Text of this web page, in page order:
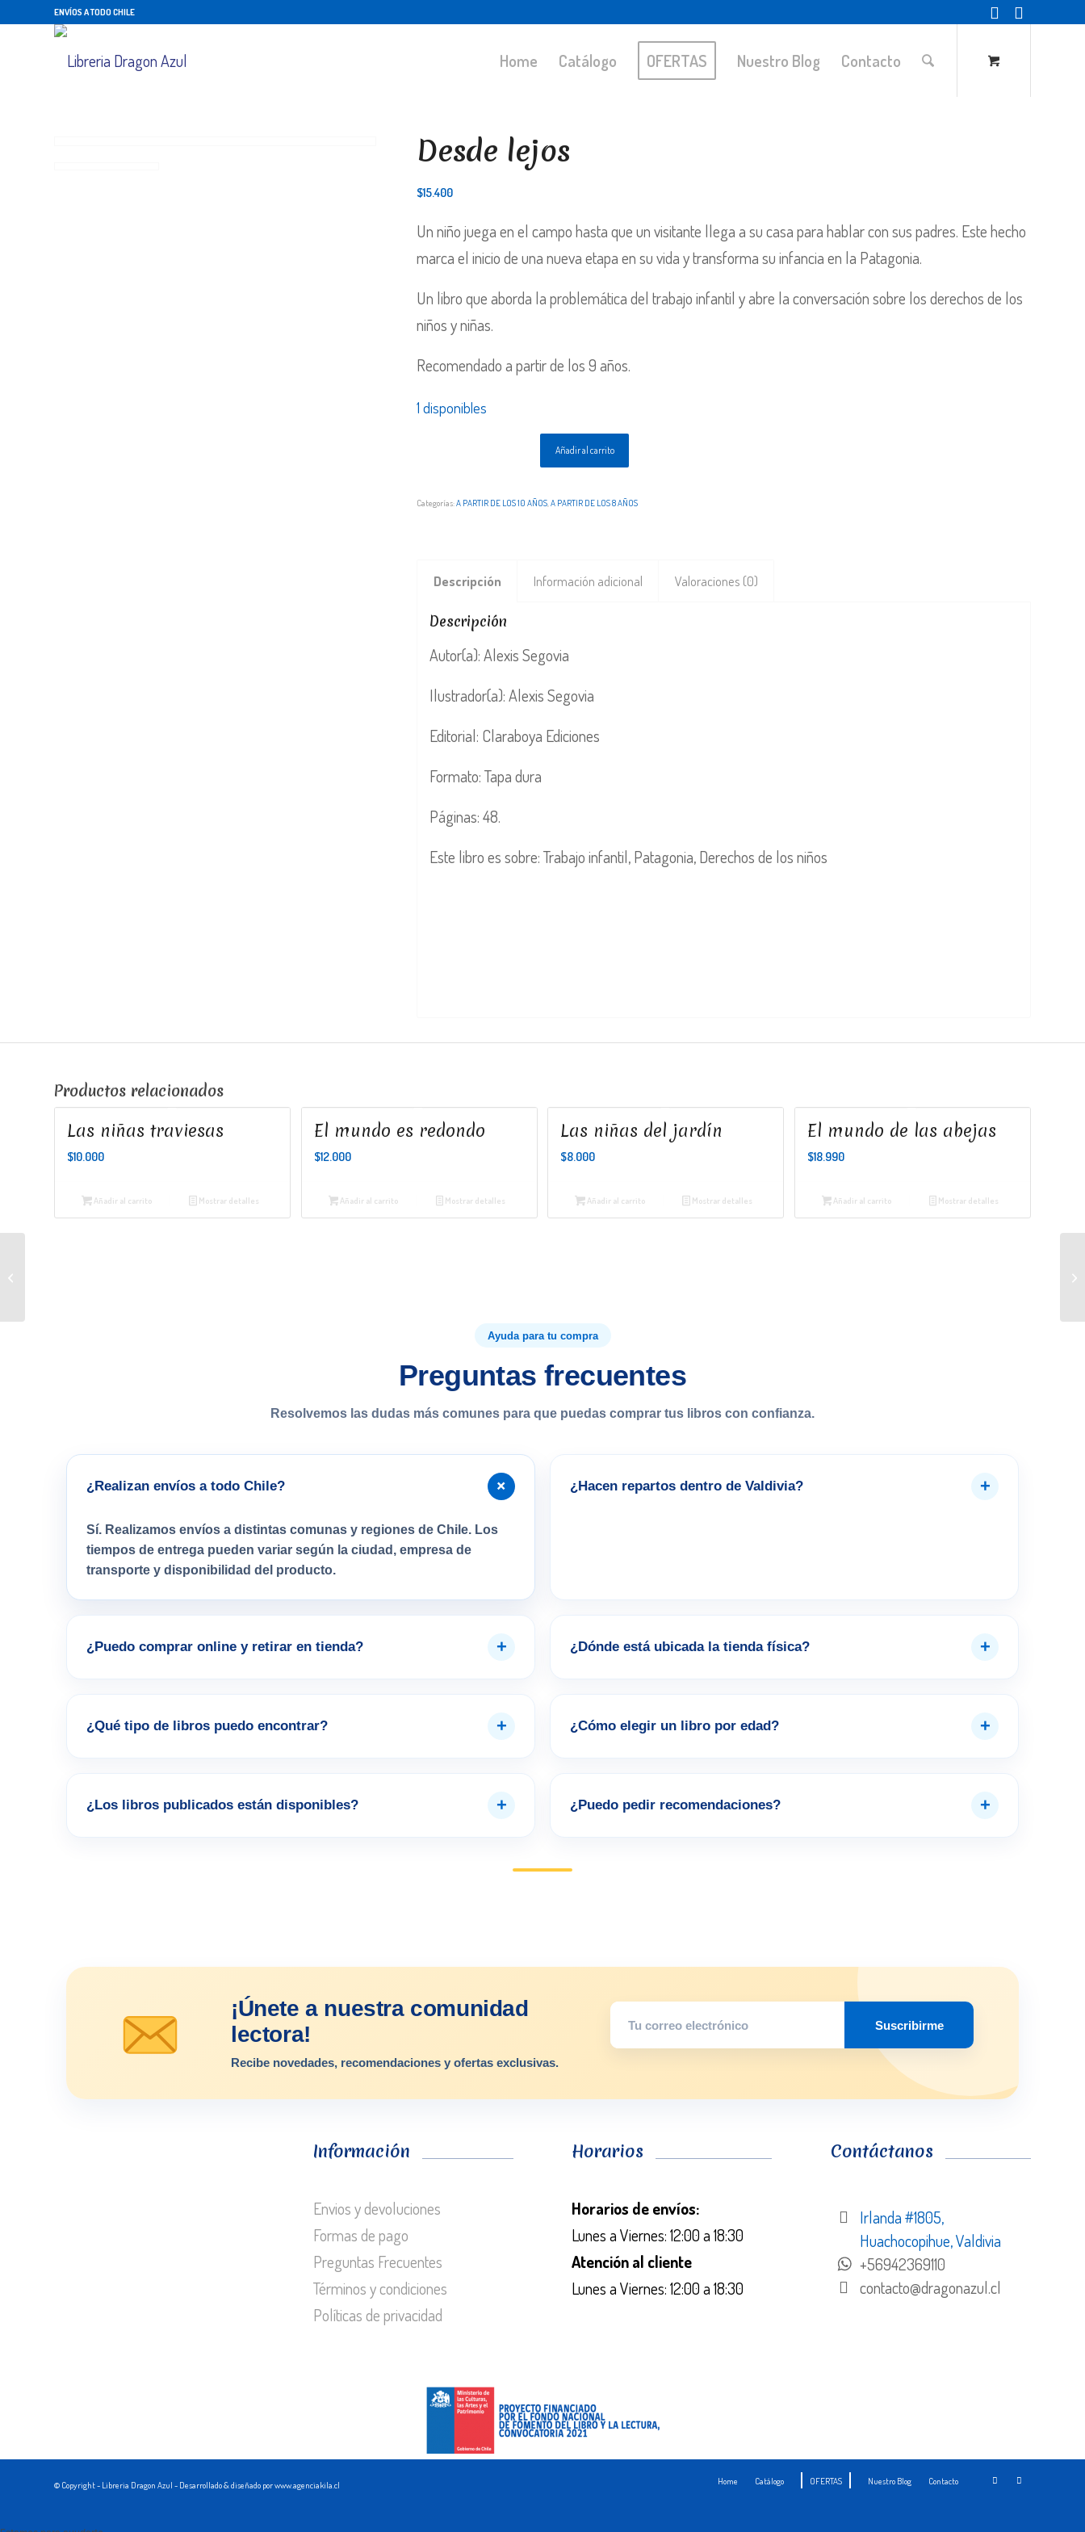
ENVÍOS A TODO CHILE
Home Catálogo OFERTAS Nuestro Blog Contacto
Desde lejos
$15.400
Un niño juega en el campo hasta que un visitante llega a su casa para hablar con sus padres. Este hecho
marca el inicio de una nueva etapa en su vida y transforma su infancia en la Patagonia.
Un libro que aborda la problemática del trabajo infantil y abre la conversación sobre los derechos de los
niños y niñas.
Recomendado a partir de los 9 años.
1 disponibles
Añadir al carrito
Categorías:A PARTIR DE LOS 10 AÑOS ,A PARTIR DE LOS 8 AÑOS
Descripción Información adicional Valoraciones (0)
Descripción
Autor(a): Alexis Segovia
Ilustrador(a): Alexis Segovia
Editorial: Claraboya Ediciones
Formato: Tapa dura
Páginas: 48.
Este libro es sobre: Trabajo infantil, Patagonia, Derechos de los niños
Productos relacionados
Las niñas traviesas
$10.000
Añadir al carrito Mostrar detalles
El mundo es redondo
$12.000
Añadir al carrito Mostrar detalles
Las niñas del jardín
$8.000
Añadir al carrito Mostrar detalles
El mundo de las abejas
$18.990
Añadir al carrito Mostrar detalles
Ayuda para tu compra
Preguntas frecuentes
Resolvemos las dudas más comunes para que puedas comprar tus libros con confianza.
¿Realizan envíos a todo Chile? +
Sí. Realizamos envíos a distintas comunas y regiones de Chile. Los
tiempos de entrega pueden variar según la ciudad, empresa de
transporte y disponibilidad del producto.
¿Hacen repartos dentro de Valdivia? +
¿Puedo comprar online y retirar en tienda? + ¿Dónde está ubicada la tienda física? +
¿Qué tipo de libros puedo encontrar? + ¿Cómo elegir un libro por edad? +
¿Los libros publicados están disponibles? + ¿Puedo pedir recomendaciones? +
¡Únete a nuestra comunidad
lectora!
Recibe novedades, recomendaciones y ofertas exclusivas.
Suscribirme
Información
Envios y devoluciones
Formas de pago
Preguntas Frecuentes
Términos y condiciones
Políticas de privacidad
Horarios
Horarios de envíos:
Lunes a Viernes: 12:00 a 18:30
Atención al cliente
Lunes a Viernes: 12:00 a 18:30
Contáctanos
Irlanda #1805,
Huachocopihue, Valdivia
+56942369110
contacto@dragonazul.cl
© Copyright - Libreria Dragon Azul - Desarrollado & diseñado por www.agenciakila.cl Home Catálogo OFERTAS Nuestro Blog Contacto